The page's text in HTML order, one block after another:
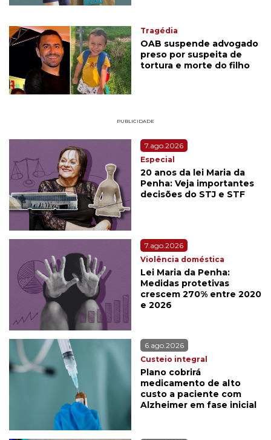
Tragédia
OAB suspende advogado
preso por suspeita de
tortura e morte do filho
PUBLICIDADE
7.ago.2026
Especial
20 anos da lei Maria da
Penha: Veja importantes
decisões do STJ e STF
7.ago.2026
Violência doméstica
Lei Maria da Penha:
Medidas protetivas
crescem 270% entre 2020
e 2026
6.ago.2026
Custeio integral
Plano cobrirá
medicamento de alto
custo a paciente com
Alzheimer em fase inicial